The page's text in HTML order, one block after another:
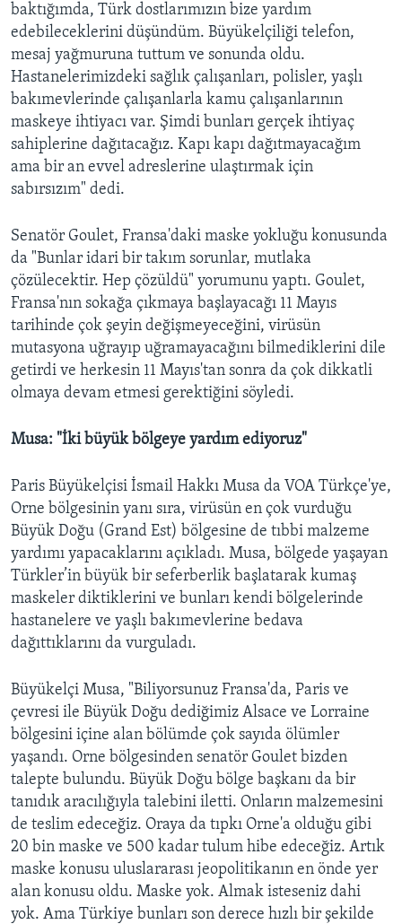
baktığımda, Türk dostlarımızın bize yardım
edebileceklerini düşündüm. Büyükelçiliği telefon,
mesaj yağmuruna tuttum ve sonunda oldu.
Hastanelerimizdeki sağlık çalışanları, polisler, yaşlı
bakımevlerinde çalışanlarla kamu çalışanlarının
maskeye ihtiyacı var. Şimdi bunları gerçek ihtiyaç
sahiplerine dağıtacağız. Kapı kapı dağıtmayacağım
ama bir an evvel adreslerine ulaştırmak için
sabırsızım" dedi.
Senatör Goulet, Fransa'daki maske yokluğu konusunda
da "Bunlar idari bir takım sorunlar, mutlaka
çözülecektir. Hep çözüldü" yorumunu yaptı. Goulet,
Fransa'nın sokağa çıkmaya başlayacağı 11 Mayıs
tarihinde çok şeyin değişmeyeceğini, virüsün
mutasyona uğrayıp uğramayacağını bilmediklerini dile
getirdi ve herkesin 11 Mayıs'tan sonra da çok dikkatli
olmaya devam etmesi gerektiğini söyledi.
Musa: "İki büyük bölgeye yardım ediyoruz"
Paris Büyükelçisi İsmail Hakkı Musa da VOA Türkçe'ye,
Orne bölgesinin yanı sıra, virüsün en çok vurduğu
Büyük Doğu (Grand Est) bölgesine de tıbbi malzeme
yardımı yapacaklarını açıkladı. Musa, bölgede yaşayan
Türkler’in büyük bir seferberlik başlatarak kumaş
maskeler diktiklerini ve bunları kendi bölgelerinde
hastanelere ve yaşlı bakımevlerine bedava
dağıttıklarını da vurguladı.
Büyükelçi Musa, "Biliyorsunuz Fransa'da, Paris ve
çevresi ile Büyük Doğu dediğimiz Alsace ve Lorraine
bölgesini içine alan bölümde çok sayıda ölümler
yaşandı. Orne bölgesinden senatör Goulet bizden
talepte bulundu. Büyük Doğu bölge başkanı da bir
tanıdık aracılığıyla talebini iletti. Onların malzemesini
de teslim edeceğiz. Oraya da tıpkı Orne'a olduğu gibi
20 bin maske ve 500 kadar tulum hibe edeceğiz. Artık
maske konusu uluslararası jeopolitikanın en önde yer
alan konusu oldu. Maske yok. Almak isteseniz dahi
yok. Ama Türkiye bunları son derece hızlı bir şekilde